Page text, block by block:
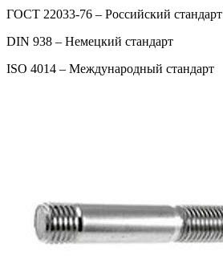
ГОСТ 22033-76 – Российский стандарт
DIN 938 – Немецкий стандарт
ISO 4014 – Международный стандарт